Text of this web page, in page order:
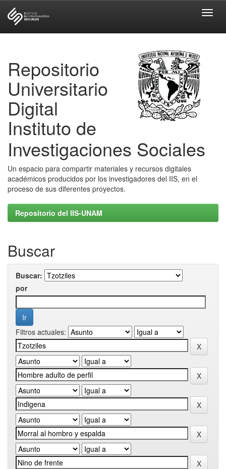
Repositorio
Universitario
Digital
Instituto de
Investigaciones Sociales
Un espacio para compartir materiales y recursos digitales
académicos producidos por los investigadores del IIS, en el
proceso de sus diferentes proyectos.
Repositorio del IIS-UNAM
Buscar
Buscar:
por
Filtros actuales: